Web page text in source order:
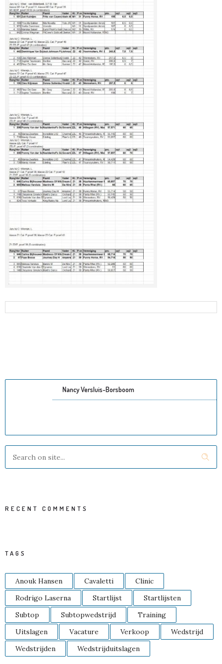
Nancy Versluis-Borsboom
RECENT COMMENTS
TAGS
Anouk Hansen Cavaletti
Clinic
Rodrigo Laserna
Startlijst
Startlijsten
Subtop
Subtopwedstrijd
Training
Uitslagen
Vacature Verkoop
Wedstrijd
Wedstrijden
Wedstrijduitslagen